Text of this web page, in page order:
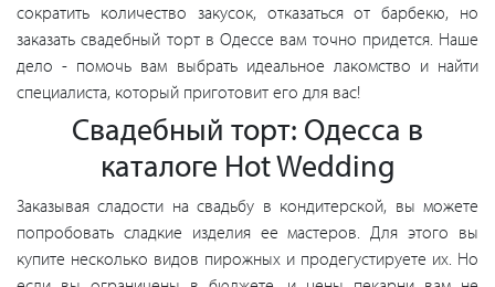
сократить количество закусок, отказаться от барбекю, но
заказать свадебный торт в Одессе вам точно придется. Наше
дело - помочь вам выбрать идеальное лакомство и найти
специалиста, который приготовит его для вас!
Свадебный торт: Одесса в
каталоге Hot Wedding
Заказывая сладости на свадьбу в кондитерской, вы можете
попробовать сладкие изделия ее мастеров. Для этого вы
купите несколько видов пирожных и продегустируете их. Но